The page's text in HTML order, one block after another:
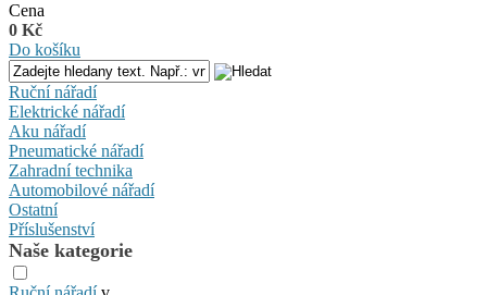
Cena
0 Kč
Do košíku
Ruční nářadí
Elektrické nářadí
Aku nářadí
Pneumatické nářadí
Zahradní technika
Automobilové nářadí
Ostatní
Příslušenství
Naše kategorie